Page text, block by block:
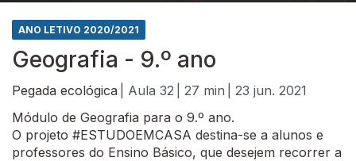
ANO LETIVO 2020/2021
Geografia - 9.º ano
Pegada ecológica | Aula 32 | 27 min
| 23 jun. 2021
Módulo de Geografia para o 9.º ano.
O projeto #ESTUDOEMCASA destina-se a alunos e
professores do Ensino Básico, que desejem recorrer a